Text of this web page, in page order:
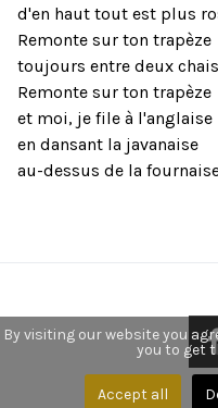
d'en haut tout est plus
Remonte sur ton trapèze
toujours entre deux
Remonte sur ton trapèze
et moi, je file à l'anglaise
en dansant la javanaise
au-dessus de la
By visiting our website you
you to get
Accept all